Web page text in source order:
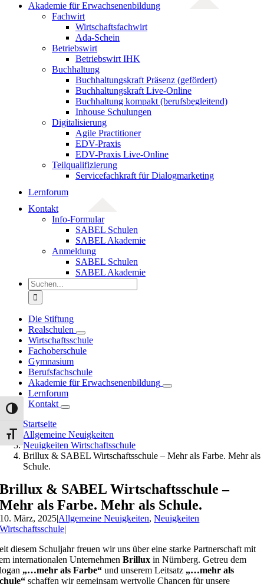
Umschalten auf hohe Kontraste
Schrift vergrößern
Akademie für Erwachsenenbildung
Fachwirt
Wirtschaftsfachwirt
Ada-Schein
Betriebswirt
Betriebswirt IHK
Buchhaltung
Buchhaltungskraft Präsenz (gefördert)
Buchhaltungskraft Live-Online
Buchhaltung kompakt (berufsbegleitend)
Inhouse Schulungen
Digitalisierung
Agile Practitioner
EDV-Praxis
EDV-Praxis Live-Online
Teilqualifizierung
Servicefachkraft für Dialogmarketing
Lernforum
Kontakt
Info-Formular
SABEL Schulen
SABEL Akademie
Anmeldung
SABEL Schulen
SABEL Akademie
Suche
nach:
Die Stiftung
Realschulen
Wirtschaftsschule
Fachoberschule
Gymnasium
Berufsfachschule
Akademie für Erwachsenenbildung
Lernforum
Kontakt
Startseite
Allgemeine Neuigkeiten
Neuigkeiten Wirtschaftsschule
Brillux & SABEL Wirtschaftsschule – Mehr als Farbe. Mehr als
Schule.
Brillux & SABEL Wirtschaftsschule –
Mehr als Farbe. Mehr als Schule.
10. März, 2025|Allgemeine Neuigkeiten,Neuigkeiten
Wirtschaftsschule|
diesem Schuljahr freuen wir uns über eine starke Partnerschaft mit
internationalen UnternehmenBrillux in Nürnberg. Getreu dem
„…mehr als Farbe“ und unserem Leitsatz „…mehr als
schaffen wir gemeinsam wertvolle Chancen für unsere